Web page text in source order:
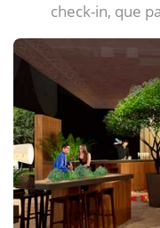
check-in, que